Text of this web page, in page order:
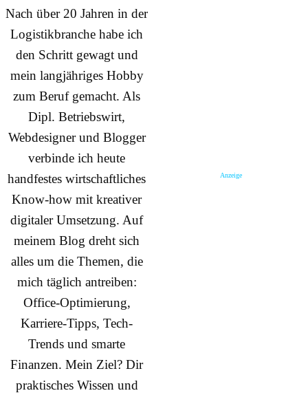
Nach über 20 Jahren in der
Logistikbranche habe ich
den Schritt gewagt und
mein langjähriges Hobby
zum Beruf gemacht. Als
Dipl. Betriebswirt,
Webdesigner und Blogger
verbinde ich heute
handfestes wirtschaftliches
Know-how mit kreativer
digitaler Umsetzung. Auf
meinem Blog dreht sich
alles um die Themen, die
mich täglich antreiben:
Office-Optimierung,
Karriere-Tipps, Tech-
Trends und smarte
Finanzen. Mein Ziel? Dir
praktisches Wissen und
Anzeige